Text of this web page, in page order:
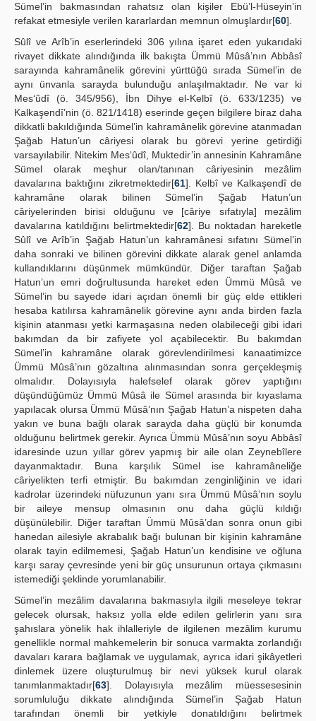
Sümel’in bakmasından rahatsız olan kişiler Ebü’l-Hüseyin’in
refakat etmesiyle verilen kararlardan memnun olmuşlardır[60].
Sûlî ve Arîb’in eserlerindeki 306 yılına işaret eden yukarıdaki
rivayet dikkate alındığında ilk bakışta Ümmü Mûsâ’nın Abbâsî
sarayında kahramânelik görevini yürttüğü sırada Sümel’in de
aynı ünvanla sarayda bulunduğu anlaşılmaktadır. Ne var ki
Mes‘ûdî (ö. 345/956), İbn Dihye el-Kelbî (ö. 633/1235) ve
Kalkaşendî’nin (ö. 821/1418) eserinde geçen bilgilere biraz daha
dikkatli bakıldığında Sümel’in kahramânelik görevine atanmadan
Şağab Hatun’un câriyesi olarak bu görevi yerine getirdiği
varsayılabilir. Nitekim Mes‘ûdî, Muktedir’in annesinin Kahramâne
Sümel olarak meşhur olan/tanınan câriyesinin mezâlim
davalarına baktığını zikretmektedir[61]. Kelbî ve Kalkaşendî de
kahramâne olarak bilinen Sümel’in Şağab Hatun’un
câriyelerinden birisi olduğunu ve [câriye sıfatıyla] mezâlim
davalarına katıldığını belirtmektedir[62]. Bu noktadan hareketle
Sûlî ve Arîb’in Şağab Hatun’un kahramânesi sıfatını Sümel’in
daha sonraki ve bilinen görevini dikkate alarak genel anlamda
kullandıklarını düşünmek mümkündür. Diğer taraftan Şağab
Hatun’un emri doğrultusunda hareket eden Ümmü Mûsâ ve
Sümel’in bu sayede idari açıdan önemli bir güç elde ettikleri
hesaba katılırsa kahramânelik görevine aynı anda birden fazla
kişinin atanması yetki karmaşasına neden olabileceği gibi idari
bakımdan da bir zafiyete yol açabilecektir. Bu bakımdan
Sümel’in kahramâne olarak görevlendirilmesi kanaatimizce
Ümmü Mûsâ’nın gözaltına alınmasından sonra gerçekleşmiş
olmalıdır. Dolayısıyla halefselef olarak görev yaptığını
düşündüğümüz Ümmü Mûsâ ile Sümel arasında bir kıyaslama
yapılacak olursa Ümmü Mûsâ’nın Şağab Hatun’a nispeten daha
yakın ve buna bağlı olarak sarayda daha güçlü bir konumda
olduğunu belirtmek gerekir. Ayrıca Ümmü Mûsâ’nın soyu Abbâsî
idaresinde uzun yıllar görev yapmış bir aile olan Zeynebîlere
dayanmaktadır. Buna karşılık Sümel ise kahramâneliğe
câriyelikten terfi etmiştir. Bu bakımdan zenginliğinin ve idari
kadrolar üzerindeki nüfuzunun yanı sıra Ümmü Mûsâ’nın soylu
bir aileye mensup olmasının onu daha güçlü kıldığı
düşünülebilir. Diğer taraftan Ümmü Mûsâ’dan sonra onun gibi
hanedan ailesiyle akrabalık bağı bulunan bir kişinin kahramâne
olarak tayin edilmemesi, Şağab Hatun’un kendisine ve oğluna
karşı saray çevresinde yeni bir güç unsurunun ortaya çıkmasını
istemediği şeklinde yorumlanabilir.
Sümel’in mezâlim davalarına bakmasıyla ilgili meseleye tekrar
gelecek olursak, haksız yolla elde edilen gelirlerin yanı sıra
şahıslara yönelik hak ihlalleriyle de ilgilenen mezâlim kurumu
genellikle normal mahkemelerin bir sonuca varmakta zorlandığı
davaları karara bağlamak ve uygulamak, ayrıca idari şikâyetleri
dinlemek üzere oluşturulmuş bir nevi yüksek kurul olarak
tanımlanmaktadır[63]. Dolayısıyla mezâlim müessesesinin
sorumluluğu dikkate alındığında Sümel’in Şağab Hatun
tarafından önemli bir yetkiyle donatıldığını belirtmek